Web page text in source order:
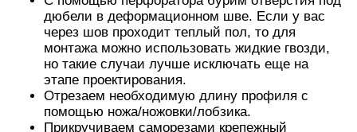
дюбели в деформационном шве. Если у вас
через шов проходит теплый пол, то для
монтажа можно использовать жидкие гвозди,
но такие случаи лучше исключать еще на
этапе проектирования.
Отрезаем необходимую длину профиля с
помощью ножа/ножовки/лобзика.
Прикручиваем саморезами крепежный